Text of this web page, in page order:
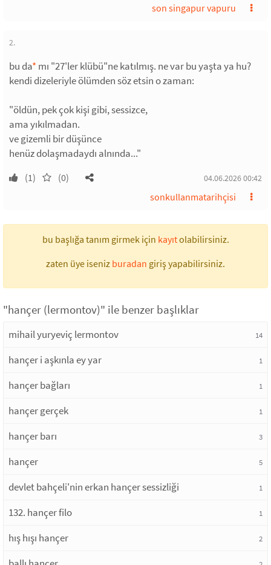
son singapur vapuru
2.
bu da* mı "27'ler klübü"ne katılmış. ne var bu yaşta ya hu?
kendi dizeleriyle ölümden söz etsin o zaman:
"öldün, pek çok kişi gibi, sessizce,
ama yıkılmadan.
ve gizemli bir düşünce
henüz dolaşmadaydı alnında..."
(1) (0) 04.06.2026 00:42
sonkullanmatarihçisi
bu başlığa tanım girmek için kayıtolabilirsiniz.
zaten üye iseniz buradan giriş yapabilirsiniz.
"hançer (lermontov)" ile benzer başlıklar
mihail yuryeviç lermontov 14
hançer i aşkınla ey yar 1
hançer bağları 1
hançer gerçek 1
hançer barı 3
hançer 5
devlet bahçeli'nin erkan hançer sessizliği 1
132. hançer filo 1
hış hışı hançer 2